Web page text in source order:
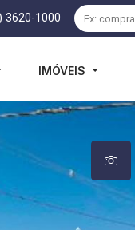
3620-1000
IMÓVEIS